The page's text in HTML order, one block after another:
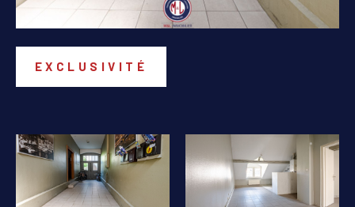
EXCLUSIVITÉ
PARKING TERRASSE PISCINE